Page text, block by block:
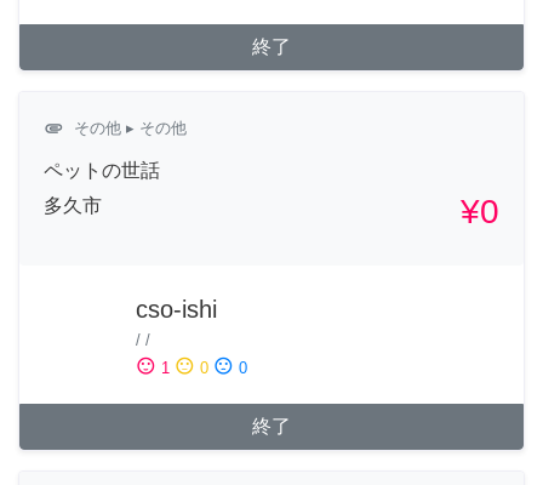
終了
attachment その他 ▸ その他
ペットの世話
多久市
¥0
cso-ishi
/ /
sentiment_satisfied 1 sentiment_neutral 0 sentiment_dissatisfied 0
終了